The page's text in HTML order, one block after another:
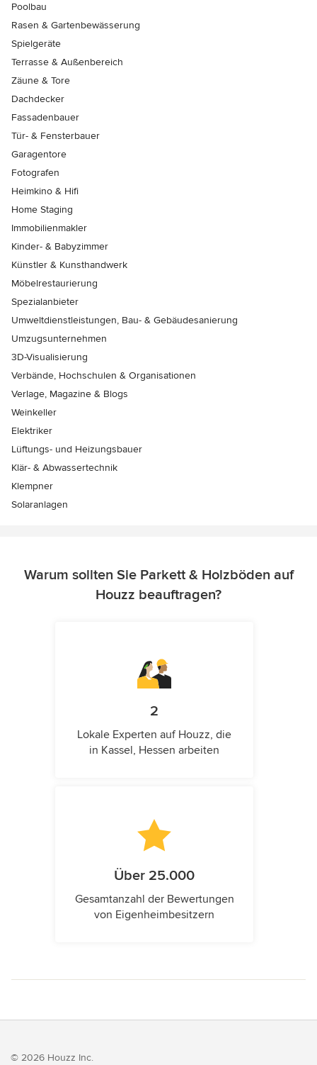
Poolbau
Rasen & Gartenbewässerung
Spielgeräte
Terrasse & Außenbereich
Zäune & Tore
Dachdecker
Fassadenbauer
Tür- & Fensterbauer
Garagentore
Fotografen
Heimkino & Hifi
Home Staging
Immobilienmakler
Kinder- & Babyzimmer
Künstler & Kunsthandwerk
Möbelrestaurierung
Spezialanbieter
Umweltdienstleistungen, Bau- & Gebäudesanierung
Umzugsunternehmen
3D-Visualisierung
Verbände, Hochschulen & Organisationen
Verlage, Magazine & Blogs
Weinkeller
Elektriker
Lüftungs- und Heizungsbauer
Klär- & Abwassertechnik
Klempner
Solaranlagen
Warum sollten Sie Parkett & Holzböden auf
Houzz beauftragen?
2
Lokale Experten auf Houzz, die
in Kassel, Hessen arbeiten
Über 25.000
Gesamtanzahl der Bewertungen
von Eigenheimbesitzern
© 2026 Houzz Inc.